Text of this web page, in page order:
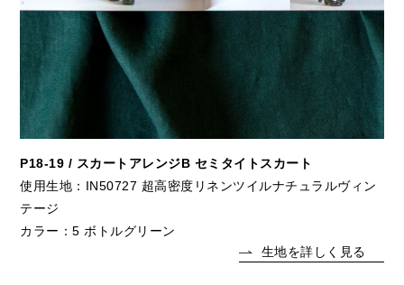
P18-19 / スカートアレンジB セミタイトスカート
使用生地：IN50727 超高密度リネンツイルナチュラルヴィン
テージ
カラー：5 ボトルグリーン
生地を詳しく見る